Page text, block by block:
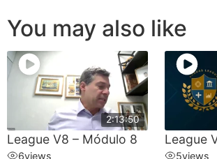
You may also like
2:13:50
League V8 – Módulo 8
6views
League
5views